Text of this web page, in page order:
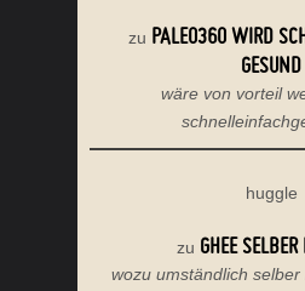
zu PALEO360 WIRD
GESUND
wäre von vorteil
huggle
zu GHEE
wozu umständlich